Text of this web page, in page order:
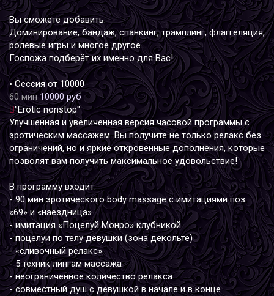
Вы сможете добавить:
Доминирование, бандаж, спанкинг, трамплинг, флаггеляция,
ролевые игры и многое другое…
Госпожа подберёт их именно для Вас!
◦ Сессия от 10000
60 мин 10000 руб
"Erotic nonstop"
Улучшенная и увеличенная версия часовой программы с
эротическим массажем. Вы получите не только релакс без
ограничений, но и яркие откровенные дополнения, которые
позволят вам получить максимальное удовольствие!
В программу входит:
- 90 мин эротического body massage с имитациями поз
«69» и «наездница»
- имитация «Поцелуй Монро» клубникой
- поцелуи по телу девушки (зона декольте)
- «сливочный релакс»
- 5 техник лингам массажа
- неограниченное количество релакса
- совместный душ с девушкой в начале и в конце